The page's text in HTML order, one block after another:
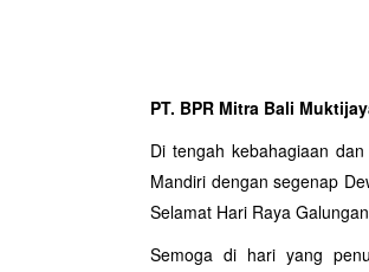
PT. BPR Mitra Bali
Di tengah kebahagiaan
Mandiri dengan segenap
Selamat Hari Raya
Semoga di hari yang